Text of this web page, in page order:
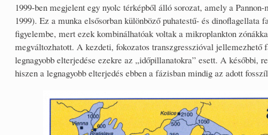
1999-ben megjelent egy nyolc térképből álló sorozat, amely a
1999). Ez a munka elsősorban különböző puhatestű- és
figyelembe, mert ezek kombinálhatóak voltak a mikroplankton
megváltozhatott. A kezdeti, fokozatos transzgresszióval
legnagyobb elterjedése ezekre az „időpillanatokra” esett. A későbbi,
hiszen a legnagyobb elterjedés ebben a fázisban mindig az adott